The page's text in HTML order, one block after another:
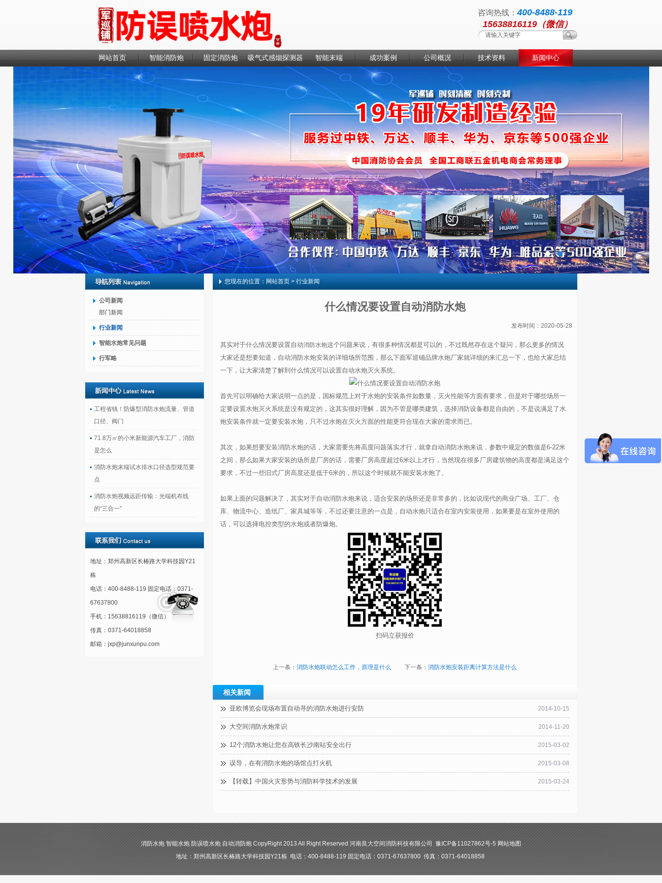
咨询热线：400-8488-119
15638816119（微信）
网站首页 智能消防炮 固定消防炮 吸气式感烟探测器 智能末端 成功案例 公司概况 技术资料 新闻中心
联系我们
公司新闻
部门新闻
行业新闻
智能水炮常见问题
行军略
工程省钱！防爆型消防水炮流量、管道
口径、阀门
71.8万㎡的小米新能源汽车工厂，消防
是怎么
消防水炮末端试水排水口径选型规范要
点
消防水炮视频远距传输：光端机布线
的“三合一”
地址：郑州高新区长椿路大学科技园Y21
栋
电话：400-8488-119 固定电话：0371-
67637800
手机：15638816119（微信）
传真：0371-64018858
邮箱：jxp@junxunpu.com
您现在的位置： 网站首页> 行业新闻
什么情况要设置自动消防水炮
发布时间：2020-05-28
其实对于什么情况要设置自动消防水炮这个问题来说，有很多种情况都是可以的，不过既然存在这个疑问，那么更多的情况
大家还是想要知道，自动消防水炮安装的详细场所范围，那么下面军巡铺品牌水炮厂家就详细的来汇总一下，也给大家总结
一下，让大家清楚了解到什么情况可以设置自动水炮灭火系统。
首先可以明确给大家说明一点的是，国标规范上对于水炮的安装条件如数量，灭火性能等方面有要求，但是对于哪些场所一
定要设置水炮灭火系统是没有规定的，这其实很好理解，因为不管是哪类建筑，选择消防设备都是自由的，不是说满足了水
炮安装条件就一定要安装水炮，只不过水炮在灭火方面的性能更符合现在大家的需求而已。
其次，如果想要安装消防水炮的话，大家需要先将高度问题落实才行，就拿自动消防水炮来说，参数中规定的数值是6-22米
之间，那么如果大家安装的场所是厂房的话，需要厂房高度超过6米以上才行，当然现在很多厂房建筑物的高度都是满足这个
要求，不过一些旧式厂房高度还是低于6米的，所以这个时候就不能安装水炮了。
如果上面的问题解决了，其实对于自动消防水炮来说，适合安装的场所还是非常多的，比如说现代的商业广场、工厂、仓
库、物流中心、造纸厂、家具城等等，不过还要注意的一点是，自动水炮只适合在室内安装使用，如果要是在室外使用的
话，可以选择电控类型的水炮或者防爆炮。
扫码立获报价
上一条： 消防水炮联动怎么工作，原理是什么 下一条： 消防水炮安装距离计算方法是什么
相关新闻
2014-10-15
亚欧博览会现场布置自动寻的消防水炮进行安防
2014-11-20
大空间消防水炮常识
2015-03-02
12个消防水炮让您在高铁长沙南站安全出行
2015-03-08
误导，在有消防水炮的场馆点打火机
2015-03-24
【转载】中国火灾形势与消防科学技术的发展
消防水炮 智能水炮 防误喷水炮 自动消防炮 CopyRight 2013 All Right Reserved 河南良大空间消防科技有限公司 豫ICP备11027862号-5网站地图
地址：郑州高新区长椿路大学科技园Y21栋 电话：400-8488-119 固定电话：0371-67637800 传真：0371-64018858